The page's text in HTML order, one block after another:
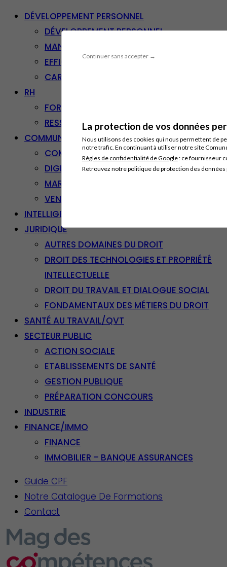
Continuer sans accepter →
La protection de vos données
Nous utilisons des cookies qui nous permettent de
notre trafic. En continuant à utiliser notre site
Règles de confidentialité de Google: ce fournisseur
Retrouvez notre politique de protection des
DÉVELOPPEMENT PERSONNEL
DÉVELOPPEMENT PERSONNEL
MANAGEMENT
EFFICACITÉ PROFESSIONNELLE
CARRIÈRE & RECONVERSION
RH
FORMATION PROFESSIONNELLE
RESSOURCES HUMAINES
COMMUNICATION/DIGITAL
COMMUNICATION
DIGITAL
MARKETING
VENTE – RELATION CLIENT
INTELLIGENCE ARTIFICIELLE
JURIDIQUE
AUTRES DOMAINES DU DROIT
DROIT DES TECHNOLOGIES ET PROPRIÉTÉ
INTELLECTUELLE
DROIT DU TRAVAIL ET DIALOGUE SOCIAL
FONDAMENTAUX DES MÉTIERS DU DROIT
SANTÉ AU TRAVAIL/QVT
SECTEUR PUBLIC
ACTION SOCIALE
ETABLISSEMENTS DE SANTÉ
GESTION PUBLIQUE
PRÉPARATION CONCOURS
INDUSTRIE
FINANCE/IMMO
FINANCE
IMMOBILIER – BANQUE ASSURANCES
Guide CPF
Notre Catalogue De Formations
Contact